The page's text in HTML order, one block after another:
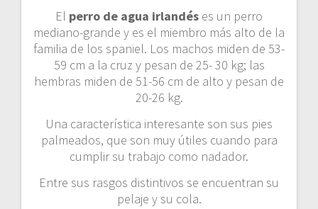
El perro de agua irlandés es un perro
mediano-grande y es el miembro más alto de la
familia de los spaniel. Los machos miden de 53-
59 cm a la cruz y pesan de 25- 30 kg; las
hembras miden de 51-56 cm de alto y pesan de
20-26 kg.
Una característica interesante son sus pies
palmeados, que son muy útiles cuando para
cumplir su trabajo como nadador.
Entre sus rasgos distintivos se encuentran su
pelaje y su cola.